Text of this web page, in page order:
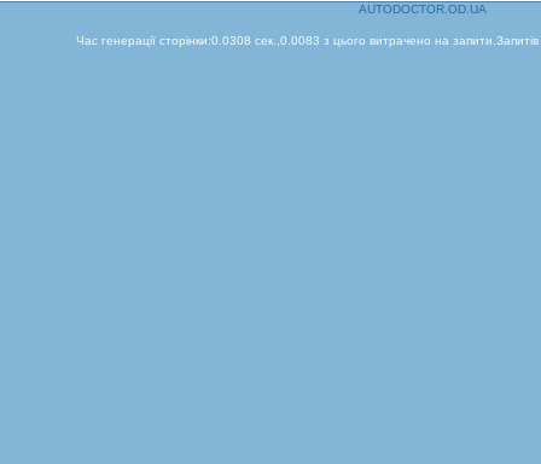
AUTODOCTOR.OD.UA
Час генерації сторінки:0.0308 сек.,0.0083 з цього витрачено на